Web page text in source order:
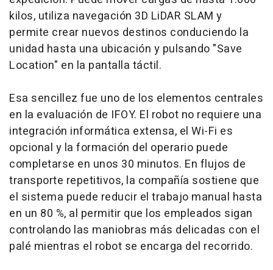
kilos, utiliza navegación 3D LiDAR SLAM y
permite crear nuevos destinos conduciendo la
unidad hasta una ubicación y pulsando "Save
Location" en la pantalla táctil.
Esa sencillez fue uno de los elementos centrales
en la evaluación de IFOY. El robot no requiere una
integración informática extensa, el Wi-Fi es
opcional y la formación del operario puede
completarse en unos 30 minutos. En flujos de
transporte repetitivos, la compañía sostiene que
el sistema puede reducir el trabajo manual hasta
en un 80 %, al permitir que los empleados sigan
controlando las maniobras más delicadas con el
palé mientras el robot se encarga del recorrido.